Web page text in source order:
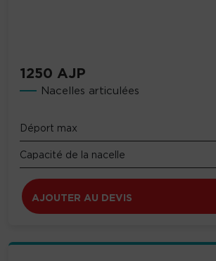
1250 AJP
Nacelles articulées
Déport max
Capacité de la nacelle
AJOUTER AU DEVIS